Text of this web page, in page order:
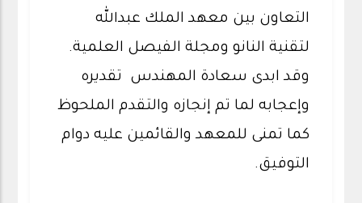
التعاون بين معهد الملك عبدالله
لتقنية النانو ومجلة الفيصل العلمية.
وقد ابدى سعادة المهندس تقديره
وإعجابه لما تم إنجازه والتقدم الملحوظ
كما تمنى للمعهد والقائمين عليه دوام
التوفيق.